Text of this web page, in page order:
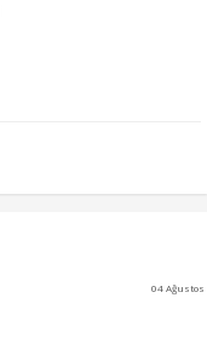
04 Ağustos